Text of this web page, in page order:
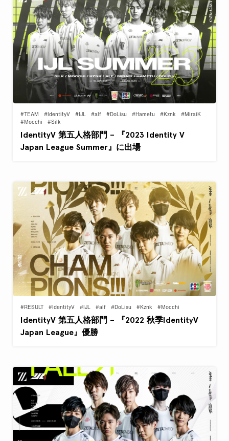
#TEAM #IdentityV #IJL #alf #DoLisu #Hametu #Kznk
#MiraiK
#Mocchi
#Silk
IdentityV 第五人格部門 – 『2023 Identity V
Japan League Summer』に出場
#RESULT #IdentityV #IJL #alf #DoLisu #Kznk #Mocchi
IdentityV 第五人格部門 – 『2022 秋季IdentityV
Japan League』優勝